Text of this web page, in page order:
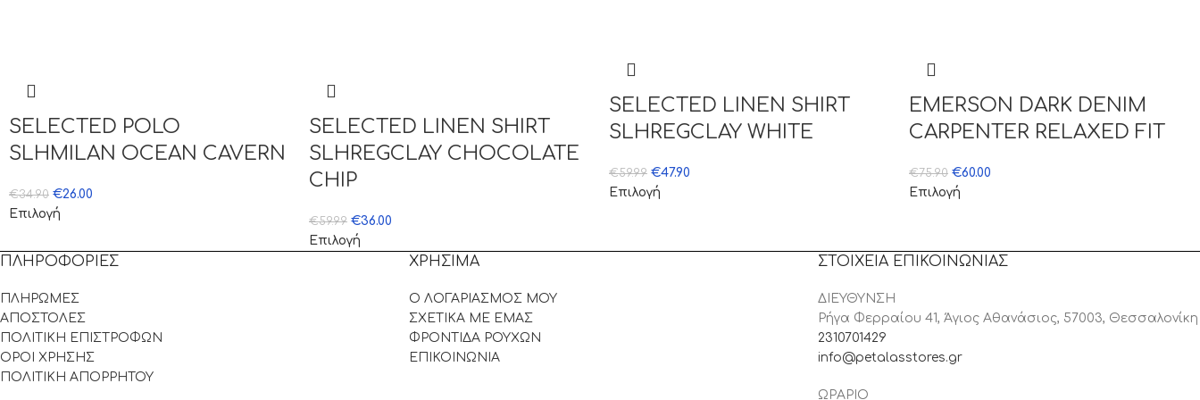
SELECTED POLO
SLHMILAN OCEAN CAVERN
€34.90 €26.00
Επιλογή
SELECTED LINEN SHIRT
SLHREGCLAY CHOCOLATE
CHIP
€59.99 €36.00
Επιλογή
SELECTED LINEN SHIRT
SLHREGCLAY WHITE
€59.99 €47.90
Επιλογή
EMERSON DARK DENIM
CARPENTER RELAXED FIT
€75.90 €60.00
Επιλογή
ΠΛΗΡΟΦΟΡΙΕΣ
ΠΛΗΡΩΜΕΣ
ΑΠΟΣΤΟΛΕΣ
ΠΟΛΙΤΙΚΗ ΕΠΙΣΤΡΟΦΩΝ
ΟΡΟΙ ΧΡΗΣΗΣ
ΠΟΛΙΤΙΚΗ ΑΠΟΡΡΗΤΟΥ
ΧΡΗΣΙΜΑ
Ο ΛΟΓΑΡΙΑΣΜΟΣ ΜΟΥ
ΣΧΕΤΙΚΑ ΜΕ ΕΜΑΣ
ΦΡΟΝΤΙΔΑ ΡΟΥΧΩΝ
ΕΠΙΚΟΙΝΩΝΙΑ
ΣΤΟΙΧΕΙΑ ΕΠΙΚΟΙΝΩΝΙΑΣ
ΔΙΕΥΘΥΝΣΗ
Ρήγα Φερραίου 41, Άγιος Αθανάσιος, 57003, Θεσσαλονίκη
2310701429
info@petalasstores.gr
ΩΡΑΡΙΟ